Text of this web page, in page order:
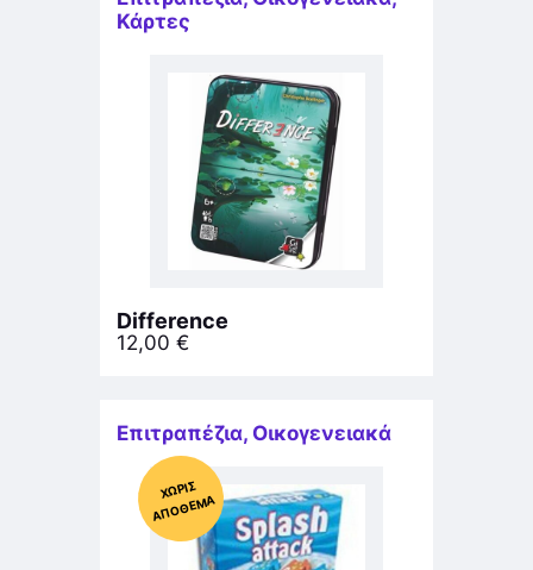
Κάρτες
Difference
12,00 €
Επιτραπέζια, Οικογενειακά
Χ
ΩΡΊΣ
Α
Π
Ό
ΘΕ
ΜΑ